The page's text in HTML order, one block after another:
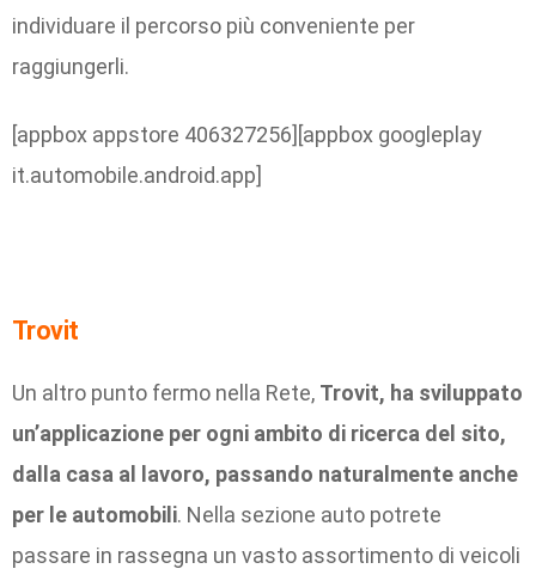
individuare il percorso più conveniente per
raggiungerli.
[appbox appstore 406327256][appbox googleplay
it.automobile.android.app]
Trovit
Un altro punto fermo nella Rete, Trovit, ha sviluppato
un’applicazione per ogni ambito di ricerca del sito,
dalla casa al lavoro, passando naturalmente anche
per le automobili. Nella sezione auto potrete
passare in rassegna un vasto assortimento di veicoli